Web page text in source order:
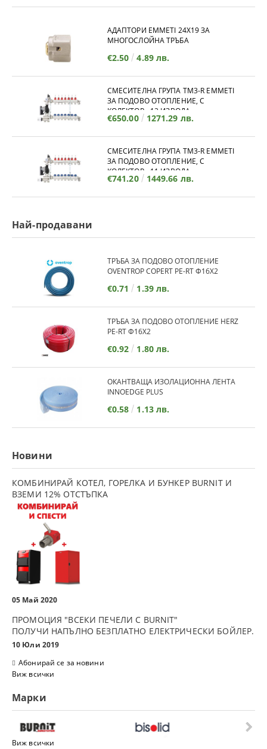
АДАПТОРИ EMMETI 24X19 ЗА
МНОГОСЛОЙНА ТРЪБА
€2.50 4.89 лв.
СМЕСИТЕЛНА ГРУПА TM3-R EMMETI
ЗА ПОДОВО ОТОПЛЕНИЕ, С
КОЛЕКТОР - 12 ИЗВОДА
€650.00 1271.29 лв.
СМЕСИТЕЛНА ГРУПА TM3-R EMMETI
ЗА ПОДОВО ОТОПЛЕНИЕ, С
КОЛЕКТОР - 11 ИЗВОДА
€741.20 1449.66 лв.
Най-продавани
ТРЪБА ЗА ПОДОВО ОТОПЛЕНИЕ
OVENTROP COPERT PE-RT Ф16Х2
€0.71 1.39 лв.
ТРЪБА ЗА ПОДОВО ОТОПЛЕНИЕ HERZ
PE-RT Ф16Х2
€0.92 1.80 лв.
ОКАНТВАЩА ИЗОЛАЦИОННА ЛЕНТА
INNOEDGE PLUS
€0.58 1.13 лв.
Новини
КОМБИНИРАЙ КОТЕЛ, ГОРЕЛКА И БУНКЕР BURNIT И
ВЗЕМИ 12% ОТСТЪПКА
05 Май 2020
ПРОМОЦИЯ "ВСЕКИ ПЕЧЕЛИ С BURNIT"
ПОЛУЧИ НАПЪЛНО БЕЗПЛАТНО ЕЛЕКТРИЧЕСКИ БОЙЛЕР.
10 Юли 2019
Абонирай се за новини
Виж всички
Марки
Виж всички